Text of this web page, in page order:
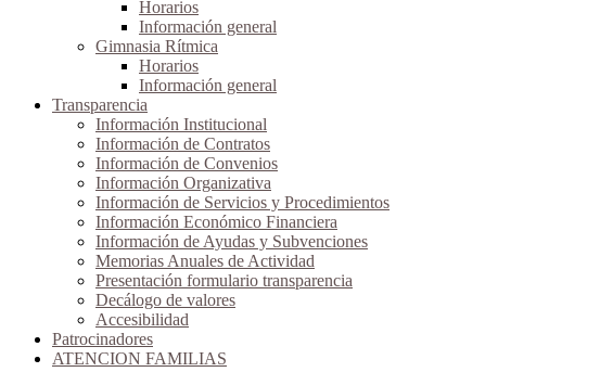
Horarios
Información general
Gimnasia Rítmica
Horarios
Información general
Transparencia
Información Institucional
Información de Contratos
Información de Convenios
Información Organizativa
Información de Servicios y Procedimientos
Información Económico Financiera
Información de Ayudas y Subvenciones
Memorias Anuales de Actividad
Presentación formulario transparencia
Decálogo de valores
Accesibilidad
Patrocinadores
ATENCION FAMILIAS